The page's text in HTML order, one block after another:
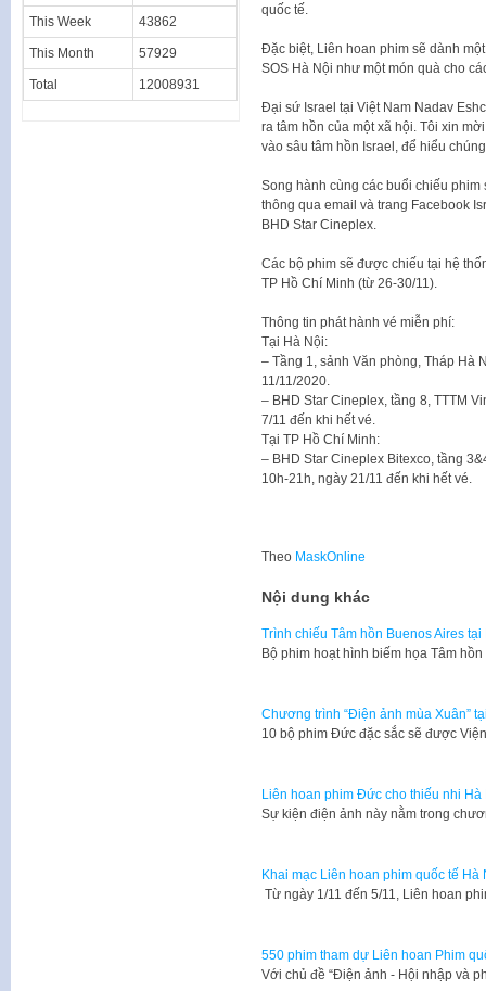
quốc tế.
Đặc biệt, Liên hoan phim sẽ dành
SOS Hà Nội như một món quà cho
Đại sứ Israel tại Việt Nam Nadav
ra tâm hồn của một xã hội. Tôi xin
vào sâu tâm hồn Israel, để hiểu
Song hành cùng các buổi chiếu
thông qua email và trang Facebook
BHD Star Cineplex.
Các bộ phim sẽ được chiếu tại hệ
TP Hồ Chí Minh (từ 26-30/11).
Thông tin phát hành vé miễn phí:
Tại Hà Nội:
– Tầng 1, sảnh Văn phòng, Tháp Hà
11/11/2020.
– BHD Star Cineplex, tầng 8, TTTM
7/11 đến khi hết vé.
Tại TP Hồ Chí Minh:
– BHD Star Cineplex Bitexco, tầng
10h-21h, ngày 21/11 đến khi hết vé.
Theo MaskOnline
Nội dung khác
Trình chiếu Tâm hồn Buenos Aires tại
​Bộ phim hoạt hình biếm họa Tâm
Chương trình “Điện ảnh mùa Xuân”
10 bộ phim Đức đặc sắc sẽ được
Liên hoan phim Đức cho thiếu nhi Hà
Sự kiện điện ảnh này nằm trong
Khai mạc Liên hoan phim quốc tế Hà
Từ ngày 1/11 đến 5/11, Liên hoan
550 phim tham dự Liên hoan Phim
Với chủ đề “Điện ảnh - Hội nhập và
This Week 43862
This Month 57929
Total 12008931